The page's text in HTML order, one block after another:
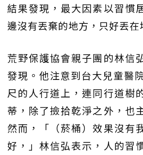
結果發現，最大因素以習慣
邊沒有丟棄的地方，只好丟在
荒野保護協會親子團的林信
發現。他注意到台大兒童醫
尺的人行道上，連同行道樹
蒂，除了撿拾乾淨之外，也
然而，「（菸桶）效果沒有
好，」林信弘表示，人的習